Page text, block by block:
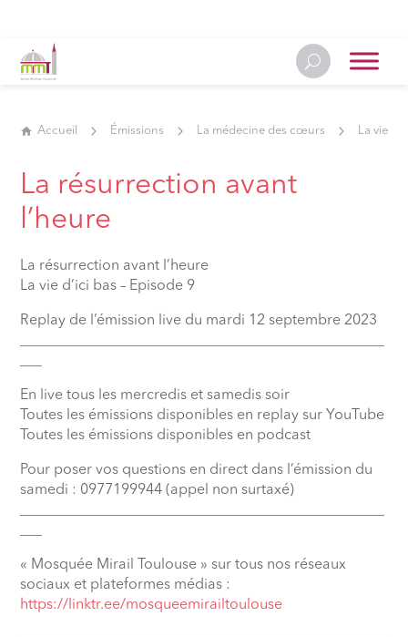
Accueil Émissions La médecine des cœurs La vie
La résurrection avant
l’heure
La résurrection avant l’heure
La vie d’ici bas – Episode 9
Replay de l’émission live du mardi 12 septembre 2023
En live tous les mercredis et samedis soir
Toutes les émissions disponibles en replay sur YouTube
Toutes les émissions disponibles en podcast
Pour poser vos questions en direct dans l’émission du
samedi : 0977199944 (appel non surtaxé)
« Mosquée Mirail Toulouse » sur tous nos réseaux
sociaux et plateformes médias :
⁠https://linktr.ee/mosqueemirailtoulouse